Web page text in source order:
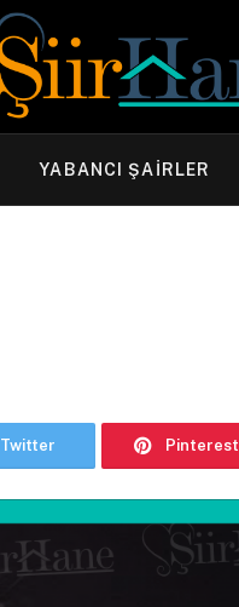
YABANCI ŞAIRLER
Twitter Pinterest